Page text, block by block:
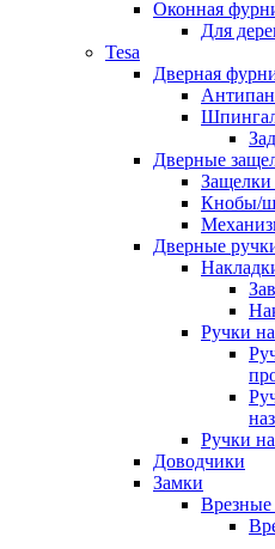
Оконная
Для
Tesa
Дверная
Дверные
Защелки
Кнобы/
Дверные
Ручки
Ручки
Доводчики
Замки
Врезные